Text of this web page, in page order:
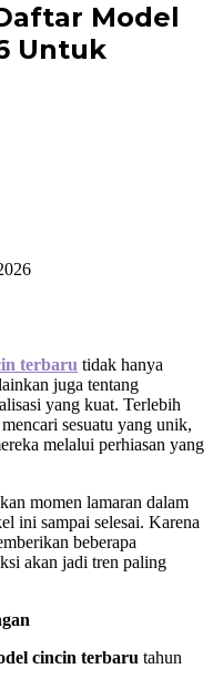
Model
Untuk
terbaru tidak hanya
juga tentang
yang kuat. Terlebih
sesuatu yang unik,
melalui perhiasan yang
momen lamaran dalam
ini sampai selesai. Karena
beberapa
akan jadi tren paling
cincin terbaru tahun